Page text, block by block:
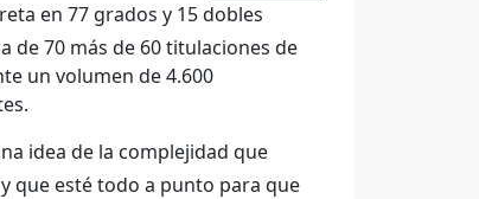
en 77 grados y 15 dobles
de 70 más de 60 titulaciones de
un volumen de 4.600
idea de la complejidad que
que esté todo a punto para que